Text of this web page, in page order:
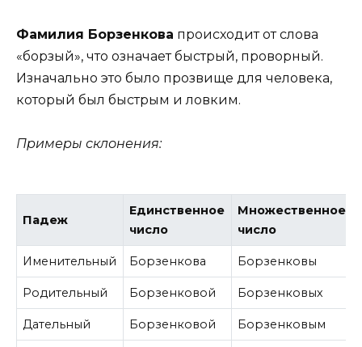
Фамилия Борзенкова происходит от слова
«борзый», что означает быстрый, проворный.
Изначально это было прозвище для человека,
который был быстрым и ловким.
Примеры склонения:
Падеж
Единственное
число
Множественное
число
Именительный Борзенкова Борзенковы
Родительный Борзенковой Борзенковых
Дательный Борзенковой Борзенковым